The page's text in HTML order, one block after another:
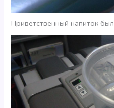
Приветственный напиток